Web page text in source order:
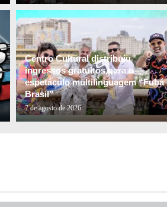
Centro Cultural distribuiu
ingressos gratuitos para o
espetáculo multilinguagem “Fubá
Brasil”
7 de agosto de 2026